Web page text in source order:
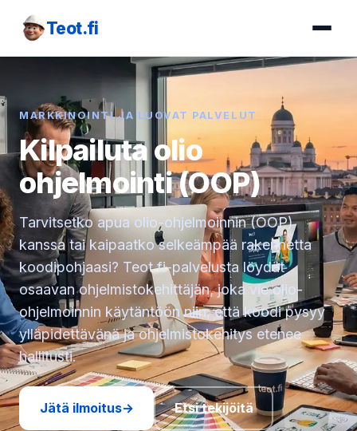
Teot.fi
MARKKINOINTI JA LUOVAT PALVELUT
Kilpailuta olio
ohjelmointi (OOP)
Tarvitsetko apua olio-ohjelmoinnin (OOP)
kanssa tai kaipaatko selkeämpää rakennetta
koodipohjaasi? Teot.fi-palvelusta löydät
osaavan ohjelmistokehittäjän, joka vie olio-
ohjelmoinnin käytäntöön niin, että koodi pysyy
ylläpidettävänä ja ohjelmistokehitys etenee
hallitusti.
Jätä ilmoitus→ Etsi tekijöitä